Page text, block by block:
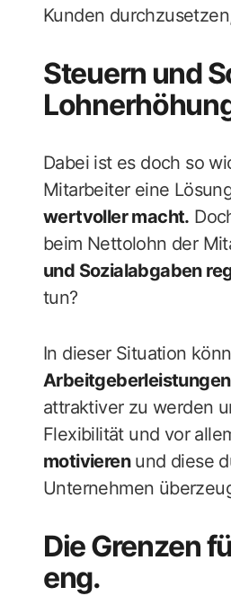
Kunden
Steuern und
Dabei ist es doch so
Mitarbeiter eine
wertvoller macht.
beim Nettolohn der
und Sozialabgaben
tun?
In dieser Situation
Arbeitgeberleistungen
attraktiver zu werden
Flexibilität und vor
motivierenund diese
Unternehmen
Die Grenzen
eng.